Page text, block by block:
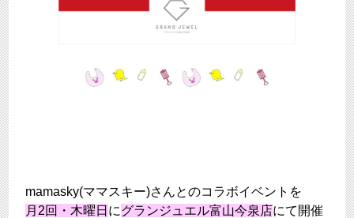
mamasky(ママスキー)さんとのコラボイベントを
月2回・木曜日 にグランジュエル富山今泉店にて開催